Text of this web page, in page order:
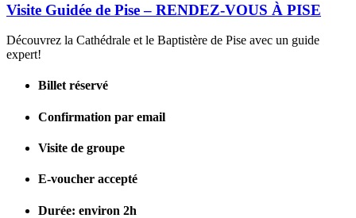
Visite Guidée de Pise – RENDEZ-VOUS À PISE
Découvrez la Cathédrale et le Baptistère de Pise avec un guide
expert!
Billet réservé
Confirmation par email
Visite de groupe
E-voucher accepté
Durée: environ 2h